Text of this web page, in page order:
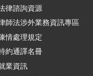
律諮詢資源
師法涉外業務資訊專區
情處理規定
約通譯名冊
業資訊